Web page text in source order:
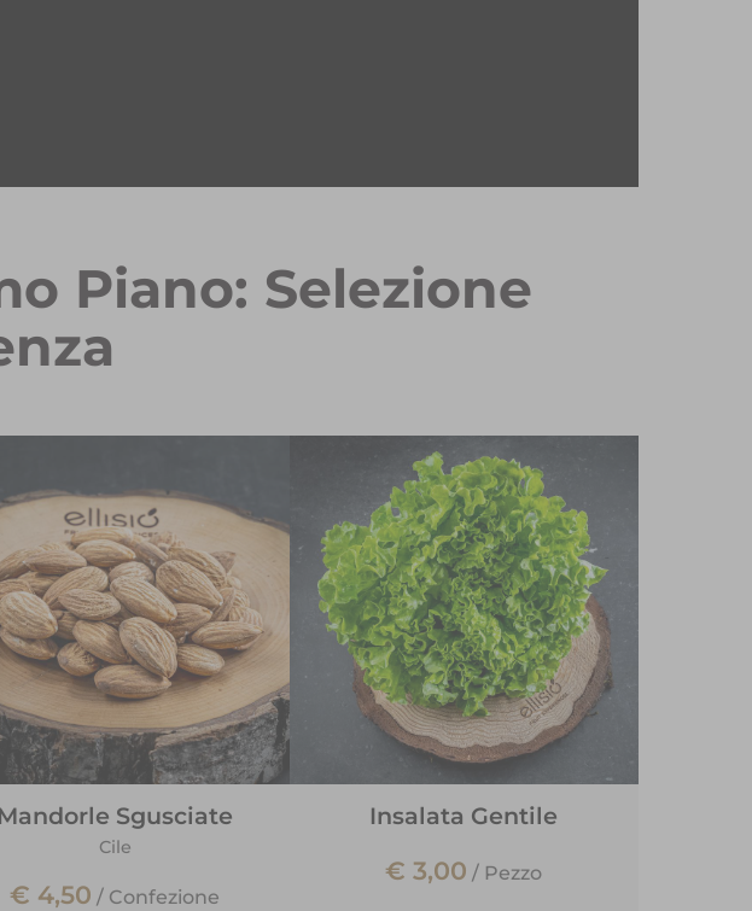
Piano: Selezione
Mandorle Sgusciate
Cile
€ 4,50 / Confezione
Insalata Gentile
€ 3,00 / Pezzo